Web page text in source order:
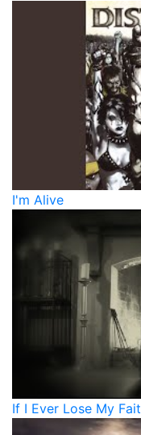
I'm Alive
If I Ever Lose My